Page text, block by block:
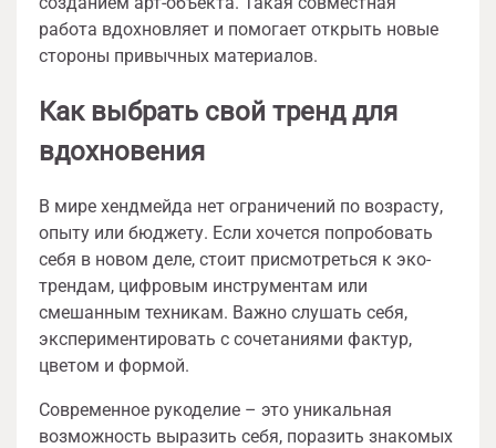
работа вдохновляет и помогает открыть новые
стороны привычных материалов.
Как выбрать свой тренд для
вдохновения
В мире хендмейда нет ограничений по возрасту,
опыту или бюджету. Если хочется попробовать
себя в новом деле, стоит присмотреться к эко-
трендам, цифровым инструментам или
смешанным техникам. Важно слушать себя,
экспериментировать с сочетаниями фактур,
цветом и формой.
Современное рукоделие – это уникальная
возможность выразить себя, поразить знакомых